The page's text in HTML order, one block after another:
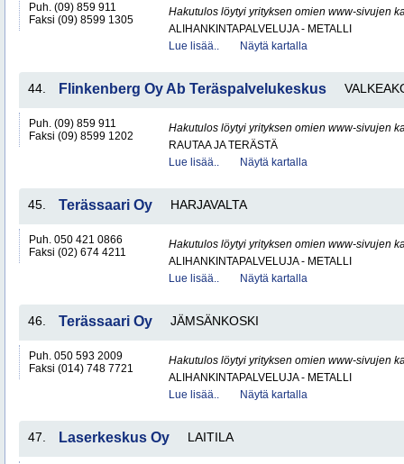
Puh. (09) 859 911
Faksi (09) 8599 1305
Hakutulos löytyi yrityksen omien www-sivujen
ALIHANKINTAPALVELUJA - METALLI
Lue lisää..
Näytä kartalla
44. Flinkenberg Oy Ab Teräspalvelukeskus
Puh. (09) 859 911
Faksi (09) 8599 1202
Hakutulos löytyi yrityksen omien www-sivujen
RAUTAA JA TERÄSTÄ
Lue lisää..
Näytä kartalla
45. Terässaari Oy HARJAVALTA
Puh. 050 421 0866
Faksi (02) 674 4211
Hakutulos löytyi yrityksen omien www-sivujen
ALIHANKINTAPALVELUJA - METALLI
Lue lisää..
Näytä kartalla
46. Terässaari Oy JÄMSÄNKOSKI
Puh. 050 593 2009
Faksi (014) 748 7721
Hakutulos löytyi yrityksen omien www-sivujen
ALIHANKINTAPALVELUJA - METALLI
Lue lisää..
Näytä kartalla
47. Laserkeskus Oy LAITILA